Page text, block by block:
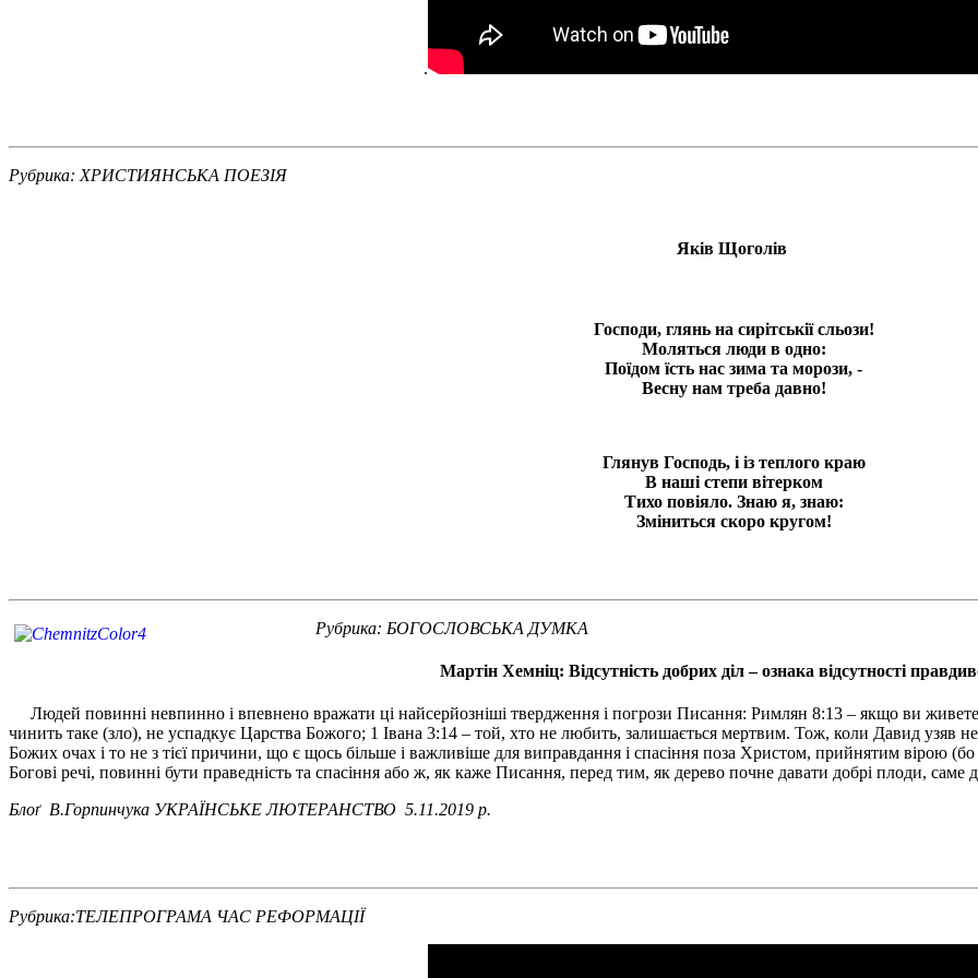
.
Рубрика: ХРИСТИЯНСЬКА ПОЕЗІЯ
Яків Щоголів
Господи, глянь на сирітськії сльози!
Моляться люди в одно:
Поїдом їсть нас зима та морози, -
Весну нам треба давно!
Глянув Господь, і із теплого краю
В наші степи вітерком
Тихо повіяло. Знаю я, знаю:
Зміниться скоро кругом!
Рубрика: БОГОСЛОВСЬКА ДУМКА
Мартін Хемніц: Відсутність добрих діл – ознака відсутності
Людей повинні невпинно і впевнено вражати ці найсерйозніші твердження і погрози Писання: Римлян 8:13 – якщо ви живете
чинить таке (зло), не успадкує Царства Божого; 1 Івана 3:14 – той, хто не любить, залишається мертвим. Тож, коли Давид узяв
Божих очах і то не з тієї причини, що є щось більше і важливіше для виправдання і спасіння поза Христом, прийнятим вірою
Богові речі, повинні бути праведність та спасіння або ж, як каже Писання, перед тим, як дерево почне давати добрі плоди,
Блоґ В.Горпинчука УКРАЇНСЬКЕ ЛЮТЕРАНСТВО 5.11.2019 р.
Рубрика:ТЕЛЕПРОГРАМА ЧАС РЕФОРМАЦІЇ